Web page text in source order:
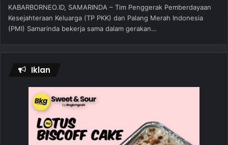
KABARBORNEO.ID, SAMARINDA – Tim Penggerak Pemberdayaan
Kesejahteraan Keluarga (TP PKK) dan Palang Merah Indonesia
(PMI) Samarinda bekerja sama dalam gerakan…
Iklan